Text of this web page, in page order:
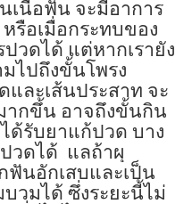
เนื้อฟัน จะมีอาการ
รือเมื่อกระทบของ
วดได้ แต่หากเรายัง
ไปถึงขั้นโพรง
และเส้นประสาท จะ
ากขึ้น อาจถึงขั้นกิน
ด้รับยาแก้ปวด บาง
วดได้ แลถ้าผุ
ฟันอักเสบและเป็น
บวมได้ ซึ่งระยะนี้ไม่